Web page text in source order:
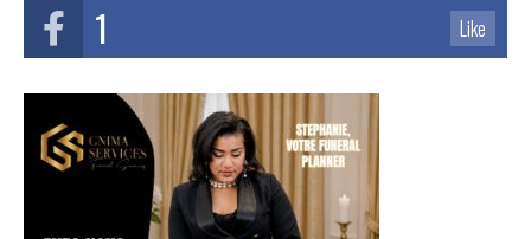
1 Like